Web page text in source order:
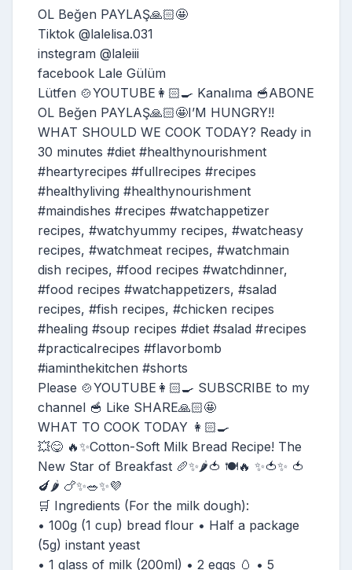
OL Beğen PAYLAŞ🙏🏻🤩
Tiktok @lalelisa.031
instegram @laleiii
facebook Lale Gülüm
Lütfen 🍲YOUTUBE👩🏻‍🍳 Kanalıma 🥣ABONE
OL Beğen PAYLAŞ🙏🏻🤩I’M HUNGRY!!
WHAT SHOULD WE COOK TODAY? Ready in
30 minutes #diet #healthynourishment
#heartyrecipes #fullrecipes #recipes
#healthyliving #healthynourishment
#maindishes #recipes #watchappetizer
recipes, #watchyummy recipes, #watcheasy
recipes, #watchmeat recipes, #watchmain
dish recipes, #food recipes #watchdinner,
#food recipes #watchappetizers, #salad
recipes, #fish recipes, #chicken recipes
#healing #soup recipes #diet #salad #recipes
#practicalrecipes #flavorbomb
#iaminthekitchen #shorts
Please 🍲YOUTUBE👩🏻‍🍳 SUBSCRIBE to my
channel 🥣 Like SHARE🙏🏻🤩
WHAT TO COOK TODAY 👩🏻‍🍳
💥😋 🔥✨Cotton-Soft Milk Bread Recipe! The
New Star of Breakfast 🥖✨🌶️🍅 🍽️🔥 ✨🍅✨ 🍅
🍆🌶️ 🍗✨🥗✨💜
🛒 Ingredients (For the milk dough):
• 100g (1 cup) bread flour • Half a package
(5g) instant yeast
• 1 glass of milk (200ml) • 2 eggs 🥚 • 5